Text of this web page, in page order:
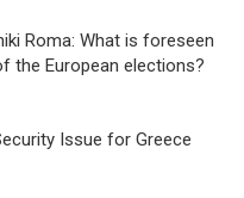
Roma: What is foreseen
the European elections?
Issue for Greece